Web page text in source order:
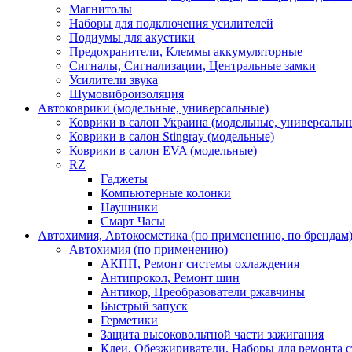
Магнитолы
Наборы для подключения усилителей
Подиумы для акустики
Предохранители, Клеммы аккумуляторные
Сигналы, Сигнализации, Центральные замки
Усилители звука
Шумовиброизоляция
Автоковрики (модельные, универсальные)
Коврики в салон Украина (модельные,
Коврики в салон Stingray (модельные)
Коврики в салон EVA (модельные)
RZ
Гаджеты
Компьютерные колонки
Наушники
Смарт Часы
Автохимия, Автокосметика (по применению, по брендам)
Автохимия (по применению)
АКПП, Ремонт системы охлаждения
Антипрокол, Ремонт шин
Антикор, Преобразователи ржавчины
Быстрый запуск
Герметики
Защита высоковольтной части зажигания
Клеи, Обезжириватели, Наборы для ремонта